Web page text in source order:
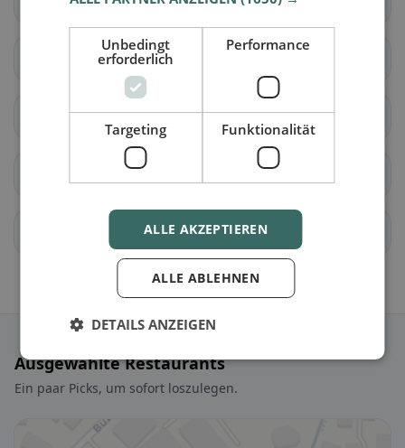
Wettswil am Albis Benken ZH
Buch am Irchel
Dorf
Ausgewählte Restaurants
Ein paar Picks, um sofort loszulegen.
Unbedingt
erforderlich
Performance
Targeting Funktionalität
ALLE AKZEPTIEREN
ALLE ABLEHNEN
DETAILS ANZEIGEN